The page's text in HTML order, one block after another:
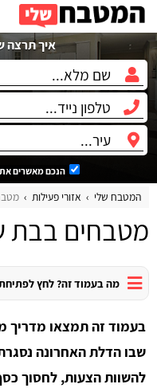
איך תרצה
הנכם מאשרים את
המטבח שלי אזורי פעילות
מטבחים בבת
מה בעמוד זה? לחץ לפתיחת
בעמוד זה תמצאו
שבו הדלת האחרונה
להשוות הצעות, לחסוך